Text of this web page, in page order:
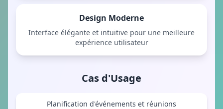
Design Moderne
Interface élégante et intuitive pour une meilleure
expérience utilisateur
Cas d'Usage
Planification d'événements et réunions